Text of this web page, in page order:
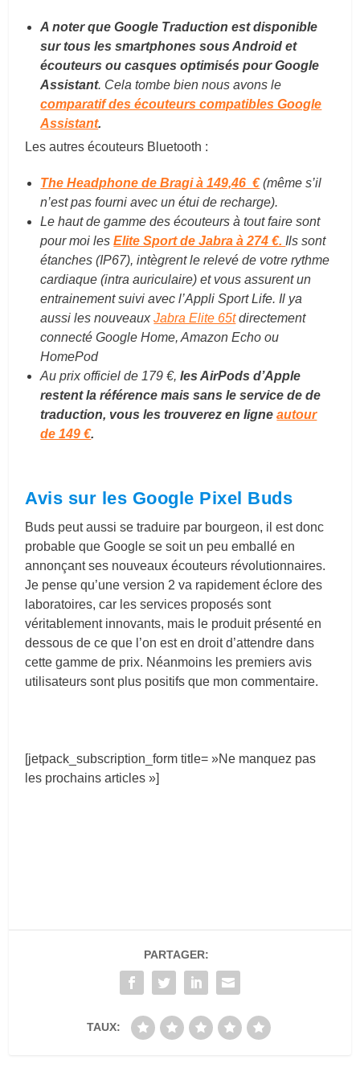
A noter que Google Traduction est disponible
sur tous les smartphones sous Android et
écouteurs ou casques optimisés pour Google
Assistant. Cela tombe bien nous avons le
comparatif des écouteurs compatibles Google
Assistant.
Les autres écouteurs Bluetooth :
The Headphone de Bragi à 149,46 €(même s’il
n’est pas fourni avec un étui de recharge).
Le haut de gamme des écouteurs à tout faire sont
pour moi lesElite Sport de Jabra à 274 €. Ils sont
étanches (IP67), intègrent le relevé de votre rythme
cardiaque (intra auriculaire) et vous assurent un
entrainement suivi avec l’Appli Sport Life. Il ya
aussi les nouveauxJabra Elite 65tdirectement
connecté Google Home, Amazon Echo ou
HomePod
Au prix officiel de 179 €,les AirPods d’Apple
restent la référence mais sans le service de de
traduction, vous les trouverez en ligneautour
de 149 €.
Avis sur les Google Pixel Buds
Buds peut aussi se traduire par bourgeon, il est donc
probable que Google se soit un peu emballé en
annonçant ses nouveaux écouteurs révolutionnaires.
Je pense qu’une version 2 va rapidement éclore des
laboratoires, car les services proposés sont
véritablement innovants, mais le produit présenté en
dessous de ce que l’on est en droit d’attendre dans
cette gamme de prix. Néanmoins les premiers avis
utilisateurs sont plus positifs que mon commentaire.
[jetpack_subscription_form title= »Ne manquez pas
les prochains articles »]
PARTAGER:
TAUX: